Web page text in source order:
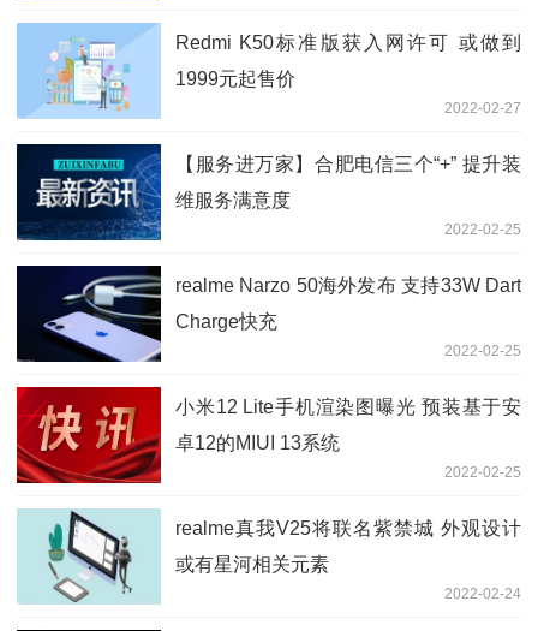
Redmi K50标准版获入网许可 或做到
1999元起售价
2022-02-27
【服务进万家】合肥电信三个“+” 提升装
维服务满意度
2022-02-25
realme Narzo 50海外发布 支持33W Dart
Charge快充
2022-02-25
小米12 Lite手机渲染图曝光 预装基于安
卓12的MIUI 13系统
2022-02-25
realme真我V25将联名紫禁城 外观设计
或有星河相关元素
2022-02-24